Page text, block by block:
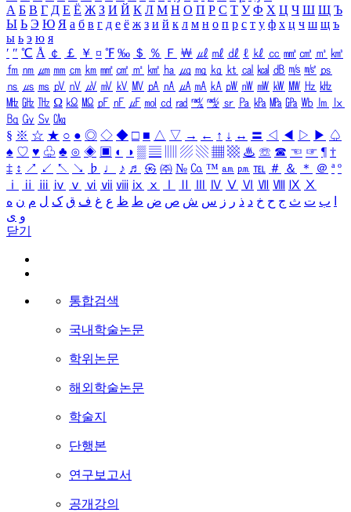
А Б В Г Д Е Ё Ж З И Й К Л М Н О П Р С Т У Ф Х Ц Ч Ш Щ Ъ
Ы Ь Э Ю Я а б в г д е ё ж з и й к л м н о п р с т у ф х ц ч ш щ ъ
ы ь э ю я
′ ″ ℃ Å ￠ ￡ ￥ ¤ ℉ ‰ ＄ ％ Ｆ ￦ ㎕ ㎖ ㎗ ℓ ㎘ ㏄ ㎣ ㎤ ㎥ ㎦
㎙ ㎚ ㎛ ㎜ ㎝ ㎞ ㎟ ㎠ ㎡ ㎢ ㏊ ㎍ ㎎ ㎏ ㏏ ㎈ ㎉ ㏈ ㎧ ㎨ ㎰
㎱ ㎲ ㎳ ㎴ ㎵ ㎶ ㎷ ㎸ ㎹ ㎀ ㎁ ㎂ ㎃ ㎄ ㎺ ㎻ ㎽ ㎾ ㎿ ㎐ ㎑
㎒ ㎓ ㎔ Ω ㏀ ㏁ ㎊ ㎋ ㎌ ㏖ ㏅ ㎭ ㎮ ㎯ ㏛ ㎩ ㎪ ㎫ ㎬ ㏝ ㏐
㏓
㏃ ㏉ ㏜ ㏆
§ ※ ☆ ★ ○ ● ◎ ◇ ◆ □ ■ △ ▽ → ← ↑ ↓ ↔ 〓 ◁ ◀ ▷ ▶ ♤
♠ ♡ ♥ ♧ ♣ ⊙ ◈ ▣ ◐ ◑ ▒ ▤ ▨ ▧ ▦ ▩ ♨ ☏ ☎ ☜ ☞ ¶ †
‡ ↕ ↗ ↙ ↖ ↘ ♭ ♩ ♪ ♬ ㉿ ㈜ № ㏇ ™ ㏂ ㏘ ℡ ＃ ＆ ＊ ＠ ª º
ⅰ
ⅱ ⅲ ⅳ ⅴ ⅵ ⅶ ⅷ ⅸ ⅹ Ⅳ Ⅴ Ⅵ Ⅶ Ⅷ Ⅸ Ⅹ
ب ت ث ج ح خ د ذ ر ز س ش ص ض ط ظ ع غ ف ق ک ل م ن ه
و ی
닫기
통합검색
국내학술논문
학위논문
해외학술논문
학술지
단행본
연구보고서
공개강의